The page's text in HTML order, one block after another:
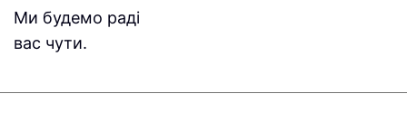
Ми будемо раді
вас чути.